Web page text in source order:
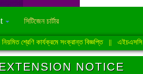
সিটিজেন চার্টার
শ্রেণি কার্যক্রমে সংক্রান্ত বিজ্ঞপ্তি|| এইচএসসি
NOTICE